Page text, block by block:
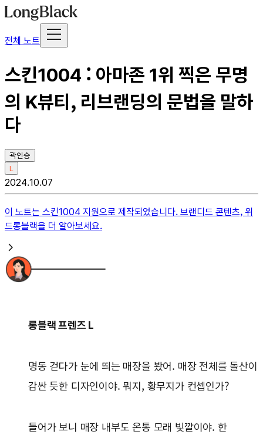
전체 노트
스킨1004 : 아마존 1위 찍은 무명
의 K뷰티, 리브랜딩의 문법을 말하
다
곽인승
L
2024.10.07
이 노트는 스킨1004 지원으로 제작되었습니다. 브랜디드 콘텐츠, 위
드롱블랙을 더 알아보세요.
롱블랙 프렌즈 L
명동 걷다가 눈에 띄는 매장을 봤어. 매장 전체를 돌산이
감싼 듯한 디자인이야. 뭐지, 황무지가 컨셉인가?
들어가 보니 매장 내부도 온통 모래 빛깔이야. 한